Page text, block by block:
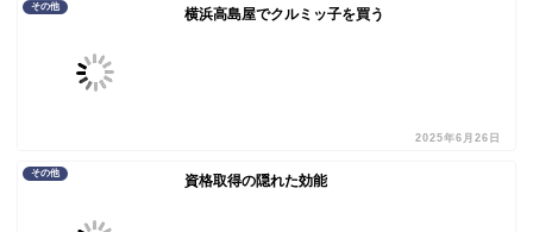
その他 横浜高島屋でクルミッ子を買う
2025年6月26日
その他 資格取得の隠れた効能